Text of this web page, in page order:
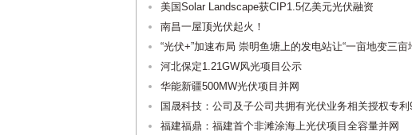
美国Solar Landscape获CIP1.5亿美元光伏融资
南昌一屋顶光伏起火！
“光伏+”加速布局 崇明鱼塘上的发电站让“一亩地变三亩
河北保定1.21GW风光项目公示
华能新疆500MW光伏项目并网
国晟科技：公司及子公司共拥有光伏业务相关授权专
福建福鼎：福建首个非滩涂海上光伏项目全容量并网